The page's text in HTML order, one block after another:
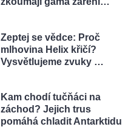
Zeptej se vědce: Proč
mlhovina Helix křičí?
Vysvětlujeme zvuky …
Kam chodí tučňáci na
záchod? Jejich trus
pomáhá chladit Antarktidu